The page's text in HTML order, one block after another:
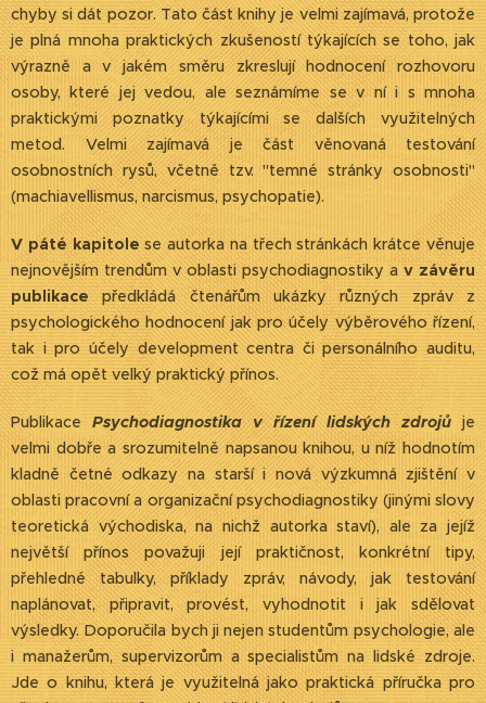
chyby si dát pozor. Tato část knihy je velmi zajímavá, protože
je plná mnoha praktických zkušeností týkajících se toho, jak
výrazně a v jakém směru zkreslují hodnocení rozhovoru
osoby, které jej vedou, ale seznámíme se v ní i s mnoha
praktickými poznatky týkajícími se dalších využitelných
metod. Velmi zajímavá je část věnovaná testování
osobnostních rysů, včetně tzv. "temné stránky osobnosti"
(machiavellismus, narcismus, psychopatie).
V páté kapitolese autorka na třech stránkách krátce věnuje
nejnovějším trendům v oblasti psychodiagnostiky a v závěru
publikacepředkládá čtenářům ukázky různých zpráv z
psychologického hodnocení jak pro účely výběrového řízení,
tak i pro účely development centra či personálního auditu,
což má opět velký praktický přínos.
Publikace Psychodiagnostika v řízení lidských zdrojů je
velmi dobře a srozumitelně napsanou knihou, u níž hodnotím
kladně četné odkazy na starší i nová výzkumná zjištění v
oblasti pracovní a organizační psychodiagnostiky (jinými slovy
teoretická východiska, na nichž autorka staví), ale za jejíž
největší přínos považuji její praktičnost, konkrétní tipy,
přehledné tabulky, příklady zpráv, návody, jak testování
naplánovat, připravit, provést, vyhodnotit i jak sdělovat
výsledky. Doporučila bych ji nejen studentům psychologie, ale
i manažerům, supervizorům a specialistům na lidské zdroje.
Jde o knihu, která je využitelná jako praktická příručka pro